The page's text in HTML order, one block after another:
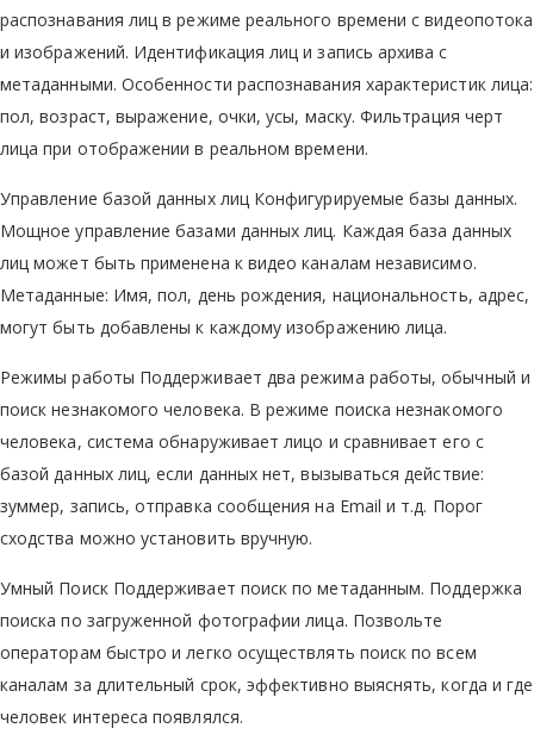
распознавания лиц в режиме реального времени c видеопотока
и изображений. Идентификация лиц и запись архива с
метаданными. Особенности распознавания характеристик лица:
пол, возраст, выражение, очки, усы, маску. Фильтрация черт
лица при отображении в реальном времени.
Управление базой данных лиц Конфигурируемые базы данных.
Мощное управление базами данных лиц. Каждая база данных
лиц может быть применена к видео каналам независимо.
Метаданные: Имя, пол, день рождения, национальность, адрес,
могут быть добавлены к каждому изображению лица.
Режимы работы Поддерживает два режима работы, обычный и
поиск незнакомого человека. В режиме поиска незнакомого
человека, система обнаруживает лицо и сравнивает его с
базой данных лиц, если данных нет, вызываться действие:
зуммер, запись, отправка сообщения на Email и т.д. Порог
сходства можно установить вручную.
Умный Поиск Поддерживает поиск по метаданным. Поддержка
поиска по загруженной фотографии лица. Позвольте
операторам быстро и легко осуществлять поиск по всем
каналам за длительный срок, эффективно выяснять, когда и где
человек интереса появлялся.